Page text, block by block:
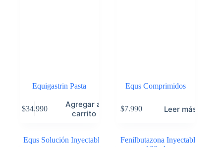
Equigastrin Pasta
$34.990
Agregar al
carrito
Equs Comprimidos
$7.990 Leer más